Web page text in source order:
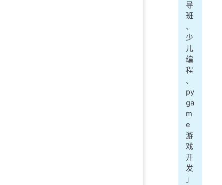
导
班
、
少
儿
编
程
、
py
ga
m
e
游
戏
开
发
」